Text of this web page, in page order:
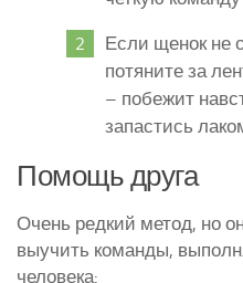
Если щенок не
потяните за
– побежит
запастись
Помощь друга
Очень редкий метод, но
выучить команды,
человека: